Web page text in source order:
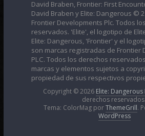
David Braben, Frontier: First
David Braben y Elite: Dangerous ©
Frontier Developments Plc. Todos
reservados. 'Elite', el logotipo de
Elite: Dangerous, 'Frontier' y el
son marcas registradas de Frontier
PLC. Todos los derechos
marcas y elementos sujetos a
propiedad de sus respectivos
Copyright © 2026 Elite: Dangerous
derechos
Tema: ColorMag porThemeGrill.
WordPress